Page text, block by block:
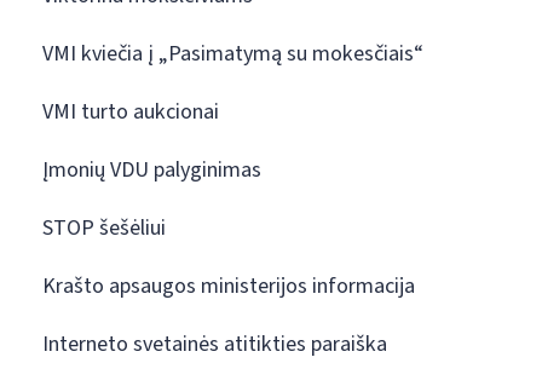
VMI kviečia į „Pasimatymą su mokesčiais“
VMI turto aukcionai
Įmonių VDU palyginimas
STOP šešėliui
Krašto apsaugos ministerijos informacija
Interneto svetainės atitikties paraiška